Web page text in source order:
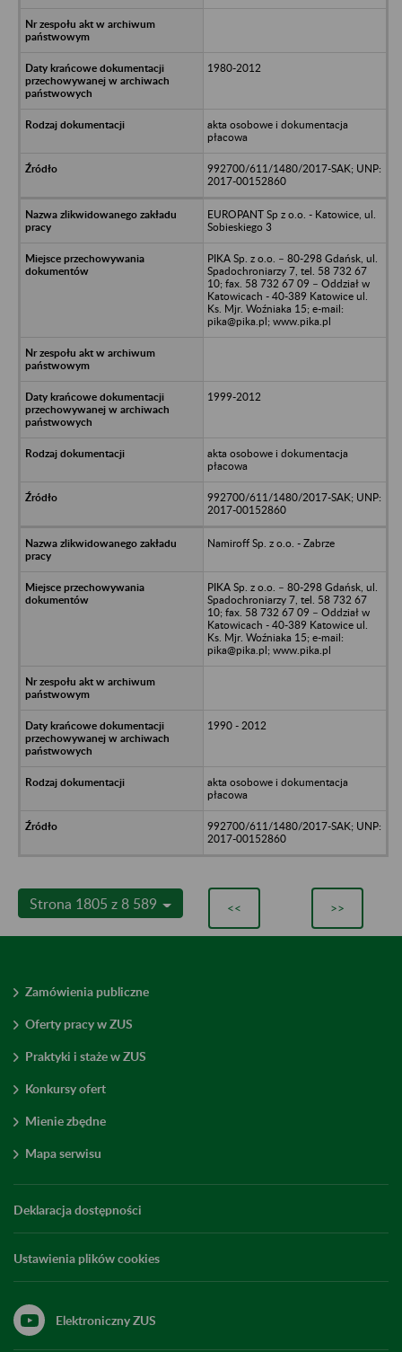
1980-2012
akta osobowe i dokumentacja
płacowa
992700/611/1480/2017-SAK; UNP:
2017-00152860
EUROPANT Sp z o.o. - Katowice, ul.
Sobieskiego 3
PIKA Sp. z o.o. – 80-298 Gdańsk, ul.
Spadochroniarzy 7, tel. 58 732 67
10; fax. 58 732 67 09 – Oddział w
Katowicach - 40-389 Katowice ul.
Ks. Mjr. Woźniaka 15; e-mail:
pika@pika.pl; www.pika.pl
1999-2012
akta osobowe i dokumentacja
płacowa
992700/611/1480/2017-SAK; UNP:
2017-00152860
Namiroff Sp. z o.o. - Zabrze
PIKA Sp. z o.o. – 80-298 Gdańsk, ul.
Spadochroniarzy 7, tel. 58 732 67
10; fax. 58 732 67 09 – Oddział w
Katowicach - 40-389 Katowice ul.
Ks. Mjr. Woźniaka 15; e-mail:
pika@pika.pl; www.pika.pl
1990 - 2012
akta osobowe i dokumentacja
płacowa
992700/611/1480/2017-SAK; UNP:
2017-00152860
Strona 1805 z 8 589 << >>
Zamówienia publiczne
Oferty pracy w ZUS
Praktyki i staże w ZUS
Konkursy ofert
Mienie zbędne
Mapa serwisu
Deklaracja dostępności
Ustawienia plików cookies
Elektroniczny ZUS